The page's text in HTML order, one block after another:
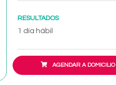
RESULTADOS
1 día hábil
AGENDAR A DOMICILIO